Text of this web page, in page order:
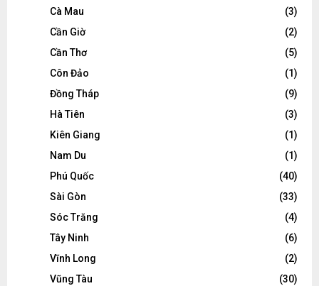
Cà Mau
(3)
Cần Giờ
(2)
Cần Thơ
(5)
Côn Đảo
(1)
Đồng Tháp
(9)
Hà Tiên
(3)
Kiên Giang
(1)
Nam Du
(1)
Phú Quốc
(40)
Sài Gòn
(33)
Sóc Trăng
(4)
Tây Ninh
(6)
Vĩnh Long
(2)
Vũng Tàu
(30)